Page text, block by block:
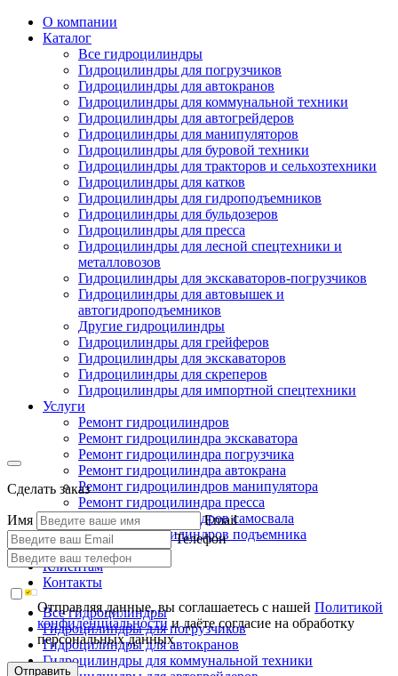
О компании
Каталог
Все гидроцилиндры
Гидроцилиндры для погрузчиков
Гидроцилиндры для автокранов
Гидроцилиндры для коммунальной техники
Гидроцилиндры для автогрейдеров
Гидроцилиндры для манипуляторов
Гидроцилиндры для буровой техники
Гидроцилиндры для тракторов и сельхозтехники
Гидроцилиндры для катков
Гидроцилиндры для гидроподъемников
Гидроцилиндры для бульдозеров
Гидроцилиндры для пресса
Гидроцилиндры для лесной спецтехники и
металловозов
Гидроцилиндры для экскаваторов-погрузчиков
Гидроцилиндры для автовышек и
автогидроподъемников
Другие гидроцилиндры
Гидроцилиндры для грейферов
Гидроцилиндры для экскаваторов
Гидроцилиндры для скреперов
Гидроцилиндры для импортной спецтехники
Услуги
Ремонт гидроцилиндров
Ремонт гидроцилиндра экскаватора
Ремонт гидроцилиндра погрузчика
Ремонт гидроцилиндра автокрана
Ремонт гидроцилиндров манипулятора
Ремонт гидроцилиндра пресса
Ремонт гидроцилиндров самосвала
Ремонт гидроцилиндров подъемника
Производство
Клиентам
Контакты
Все гидроцилиндры
Гидроцилиндры для погрузчиков
Гидроцилиндры для автокранов
Гидроцилиндры для коммунальной техники
Сделать заказ
Имя
Email
Телефон
Отправляя данные, вы соглашаетесь с нашейПолитикой
конфиденциальностии даёте согласие на обработку
персональных данных
Отправить